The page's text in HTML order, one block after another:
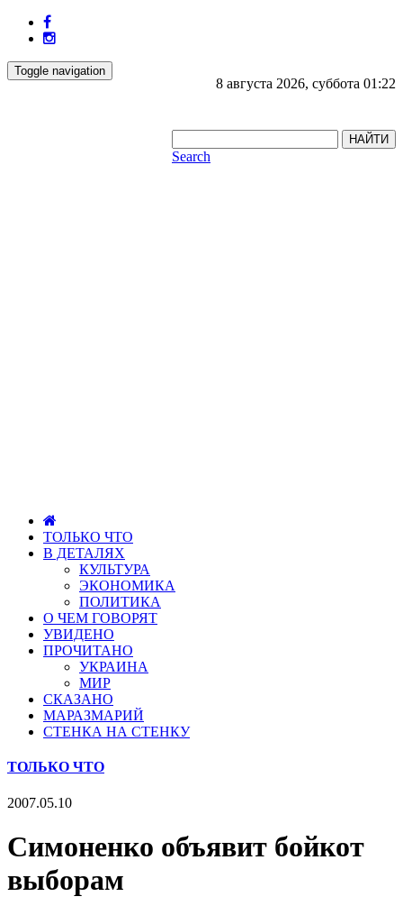
8 августа 2026, суббота 01:22
Toggle navigation
НАЙТИ
Search
ТОЛЬКО ЧТО
В ДЕТАЛЯХ
КУЛЬТУРА
ЭКОНОМИКА
ПОЛИТИКА
О ЧЕМ ГОВОРЯТ
УВИДЕНО
ПРОЧИТАНО
УКРАИНА
МИР
СКАЗАНО
МАРАЗМАРИЙ
СТЕНКА НА СТЕНКУ
ТОЛЬКО ЧТО
2007.05.10
Симоненко объявит бойкот
выборам